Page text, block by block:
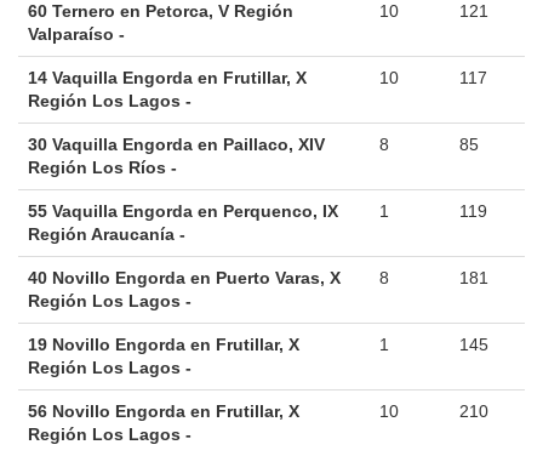
60 Ternero en Petorca, V Región
Valparaíso -
10 121
14 Vaquilla Engorda en Frutillar, X
Región Los Lagos -
10 117
30 Vaquilla Engorda en Paillaco, XIV
Región Los Ríos -
8 85
55 Vaquilla Engorda en Perquenco, IX
Región Araucanía -
1 119
40 Novillo Engorda en Puerto Varas, X
Región Los Lagos -
8 181
19 Novillo Engorda en Frutillar, X
Región Los Lagos -
1 145
56 Novillo Engorda en Frutillar, X
Región Los Lagos -
10 210